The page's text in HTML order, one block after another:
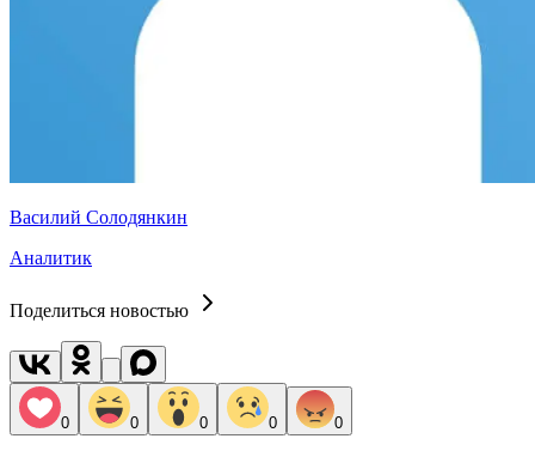
Василий Солодянкин
Аналитик
Поделиться новостью
0 0 0 0 0